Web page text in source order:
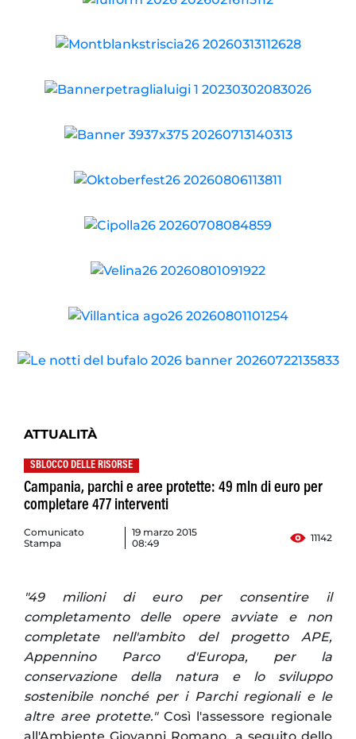
ATTUALITÀ
SBLOCCO DELLE RISORSE
Campania, parchi e aree protette: 49 mln di euro per
completare 477 interventi
Comunicato
Stampa
19 marzo 2015
08:49
11142
"49 milioni di euro per consentire il
completamento delle opere avviate e non
completate nell'ambito del progetto APE,
Appennino Parco d'Europa, per la
conservazione della natura e lo sviluppo
sostenibile nonché per i Parchi regionali e le
altre aree protette."Così l'assessore regionale